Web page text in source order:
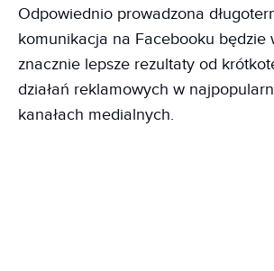
Odpowiednio prowadzona
komunikacja na Facebooku będzie
znacznie lepsze rezultaty od
działań reklamowych w
kanałach medialnych.